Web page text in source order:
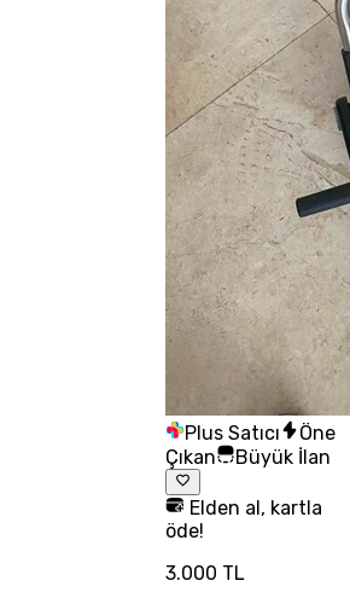
Plus Satıcı
Öne
Çıkan
Büyük İlan
Elden al, kartla
öde!
3.000 TL